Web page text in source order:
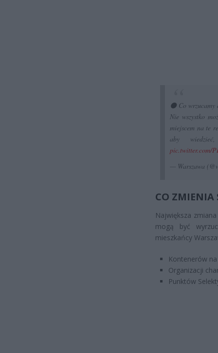
⚫ Co wrzucamy
Nie wszystko
miejscem na te
aby
pic.twitter.com/
— Warszawa
CO ZMIENIA
Największa
mogą być
mieszkańcy
Kontenerów
Organizacji
Punktów